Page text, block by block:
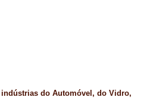
do Automóvel, do Vidro,